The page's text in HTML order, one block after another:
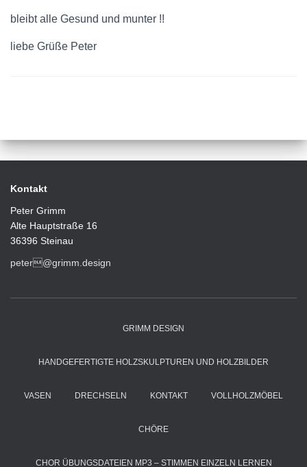
bleibt alle Gesund und munter !!
liebe Grüße Peter
Kontakt
Peter Grimm
Alte Hauptstraße 16
36396 Steinau
peter@grimm.design
GRIMM DESIGN
HANDGEFERTIGTE HOLZSKULPTUREN UND HOLZBILDER
VASEN DRECHSELN KONTAKT VOLLHOLZMÖBEL
CHÖRE
CHOR ÜBUNGSDATEIEN MP3 – STIMMEN EINZELN LERNEN